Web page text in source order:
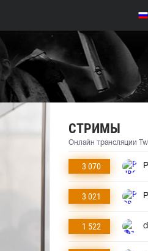
СТРИМЫ
Онлайн трансляции
3 070
3 021
1 522